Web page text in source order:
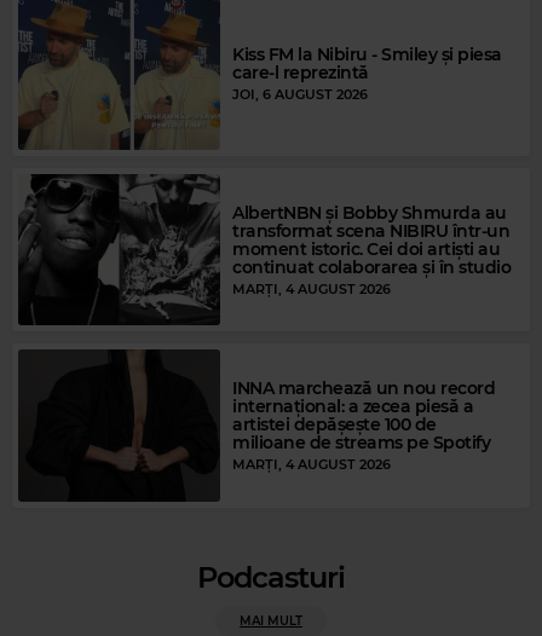
Kiss FM la Nibiru - Smiley și piesa
care-l reprezintă
JOI, 6 AUGUST 2026
AlbertNBN și Bobby Shmurda au
transformat scena NIBIRU într-un
moment istoric. Cei doi artiști au
continuat colaborarea și în studio
MARȚI, 4 AUGUST 2026
INNA marchează un nou record
internațional: a zecea piesă a
artistei depășește 100 de
milioane de streams pe Spotify
MARȚI, 4 AUGUST 2026
Podcasturi
MAI MULT